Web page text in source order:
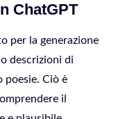
ChatGPT
per la generazione
descrizioni di
poesie. Ciò è
il